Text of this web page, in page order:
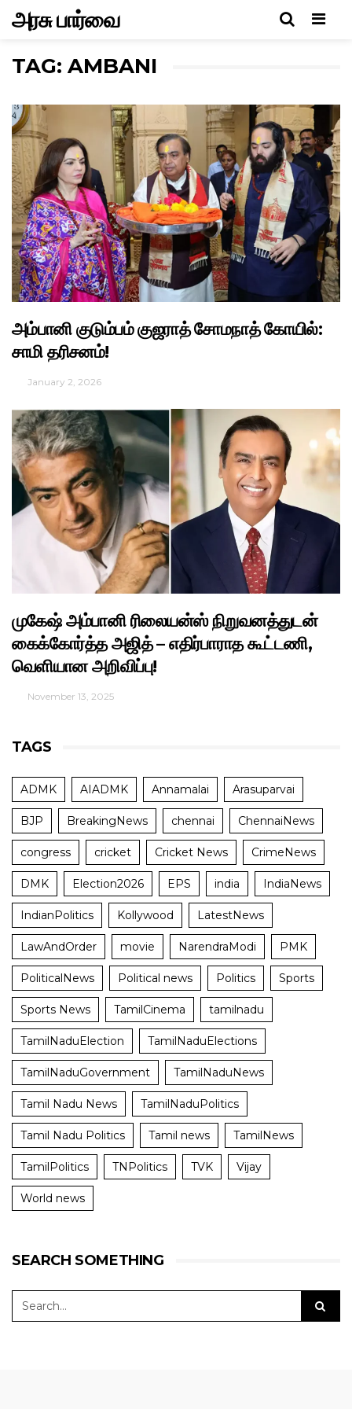
Menu
அரசு பார்வை
TAG: AMBANI
அம்பானி குடும்பம் குஜராத் சோமநாத் கோயில்:
சாமி தரிசனம்!
January 2, 2026
முகேஷ் அம்பானி ரிலையன்ஸ் நிறுவனத்துடன்
கைக்கோர்த்த அஜித் – எதிர்பாராத கூட்டணி,
வெளியான அறிவிப்பு!
November 13, 2025
TAGS
ADMK AIADMK Annamalai Arasuparvai
BJP BreakingNews chennai ChennaiNews
congress cricket Cricket News CrimeNews
DMK Election2026 EPS india IndiaNews
IndianPolitics Kollywood LatestNews
LawAndOrder movie NarendraModi PMK
PoliticalNews Political news Politics Sports
Sports News TamilCinema tamilnadu
TamilNaduElection TamilNaduElections
TamilNaduGovernment TamilNaduNews
Tamil Nadu News TamilNaduPolitics
Tamil Nadu Politics Tamil news TamilNews
TamilPolitics TNPolitics TVK Vijay
World news
SEARCH SOMETHING